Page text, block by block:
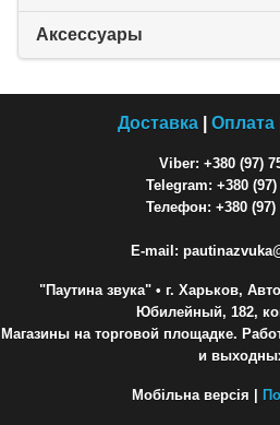
Аксессуары
Доставка| Оплата|
Viber: +380 (97)
Telegram: +380 (97)
Телефон: +380 (97)
E-mail:
"Паутина звука" • г. Харьков,
Юбилейный, 182,
Магазины на торговой площадке.
и
Мобільна версія |